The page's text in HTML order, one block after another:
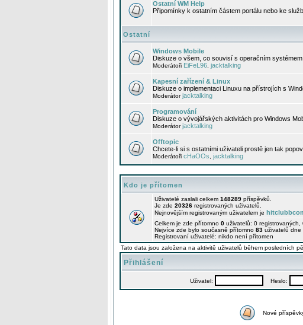
Ostatní WM Help
Připomínky k ostatním částem portálu nebo ke
Ostatní
Windows Mobile
Diskuze o všem, co souvisí s operačním
Moderátoři EiFeL96 jacktalking
Kapesní zařízení & Linux
Diskuze o implementaci Linuxu na přístrojích s
Moderátorjacktalking
Programování
Diskuze o vývojářských aktivitách pro Windows
Moderátorjacktalking
Offtopic
Chcete-li si s ostatními uživateli prostě jen tak
Moderátoři cHaOOs jacktalking
Kdo je přítomen
Uživatelé zaslali celkem 148289 příspěvků.
Je zde 20326 registrovaných uživatelů.
Nejnovějším registrovaným uživatelem je
Celkem je zde přítomno 0 uživatelů: 0
Nejvíce zde bylo současně přítomno 83 uživatelů dne
Registrovaní uživatelé: nikdo není přítomen
Tato data jsou založena na aktivitě uživatelů během posledních
Přihlášení
Uživatel: Heslo:
Nové